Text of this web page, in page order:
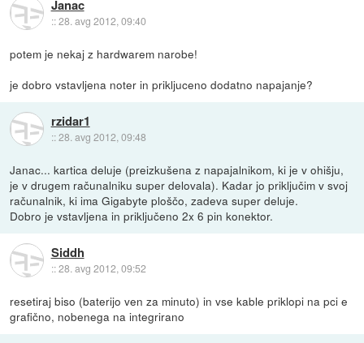
Janac
::28. avg 2012, 09:40
potem je nekaj z hardwarem narobe!
je dobro vstavljena noter in prikljuceno dodatno napajanje?
rzidar1
::28. avg 2012, 09:48
Janac... kartica deluje (preizkušena z napajalnikom, ki je v ohišju,
je v drugem računalniku super delovala). Kadar jo priključim v svoj
računalnik, ki ima Gigabyte ploščo, zadeva super deluje.
Dobro je vstavljena in priključeno 2x 6 pin konektor.
Siddh
::28. avg 2012, 09:52
resetiraj biso (baterijo ven za minuto) in vse kable priklopi na pci e
grafično, nobenega na integrirano